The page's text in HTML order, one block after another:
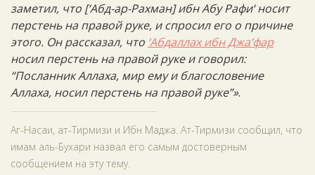
заметил, что [‘Абд-ар-Рахман] ибн Абу Рафи‘ носит
перстень на правой руке, и спросил его о причине
этого. Он рассказал, что ‘Абдаллах ибн Джа‘фар
носил перстень на правой руке и говорил:
“Посланник Аллаха, мир ему и благословение
Аллаха, носил перстень на правой руке”».
Аг-Насаи, ат-Тирмизи и Ибн Маджа. Ат-Тирмизи сообщил, что
имам аль-Бухари назвал его самым достоверным
сообщением на эту тему.